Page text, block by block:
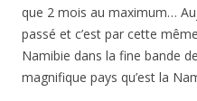
que 2 mois au maximum…
passé et c’est par cette
Namibie dans la fine bande
magnifique pays qu’est la